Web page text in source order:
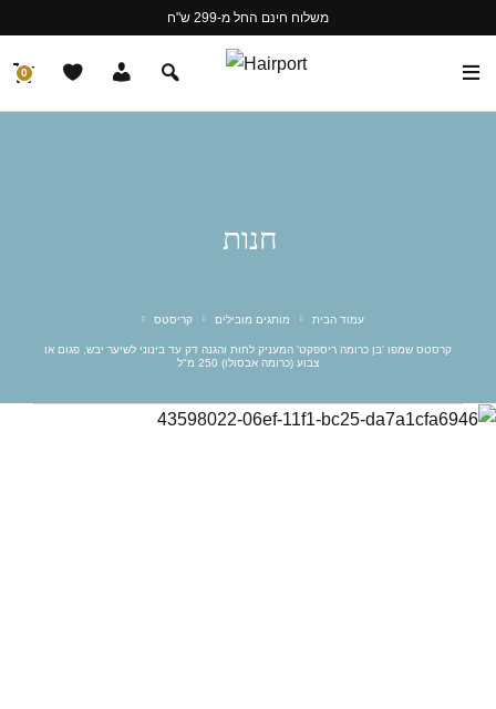
משלוח חינם החל מ-299 ש"ח
0
חנות
עמוד הבית מותגים מובילים קריסטס
קרסטס שמפו 'בן כרומה ריספקט' המעניק לחות והגנה דק עד בינוני לשיער יבש, פגום או
צבוע (כרומה אבסולו) 250 מ"ל